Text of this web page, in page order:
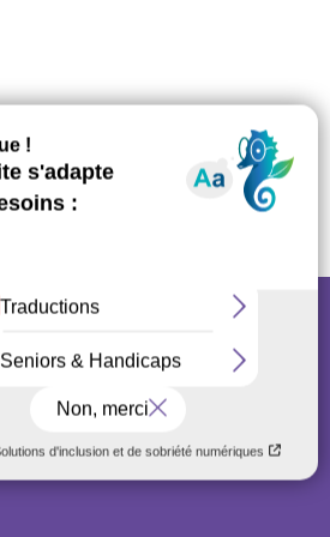
PARTAGEZ CET ARTICLE